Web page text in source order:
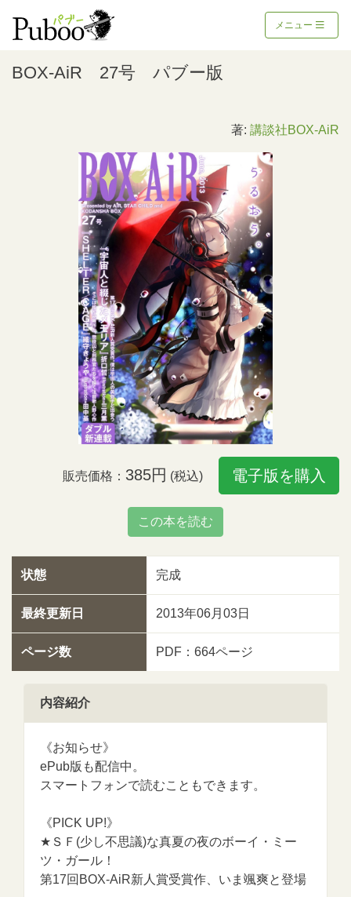
メニュー
BOX-AiR 27号 パブー版
著: 講談社BOX-AiR
販売価格： 385円 (税込) 電子版を購入
この本を読む
状態 完成
最終更新日 2013年06月03日
ページ数 PDF：664ページ
内容紹介
《お知らせ》
ePub版も配信中。
スマートフォンで読むこともできます。
《PICK UP!》
★ＳＦ(少し不思議)な真夏の夜のボーイ・ミー
ツ・ガール！
第17回BOX-AiR新人賞受賞作、いま颯爽と登場